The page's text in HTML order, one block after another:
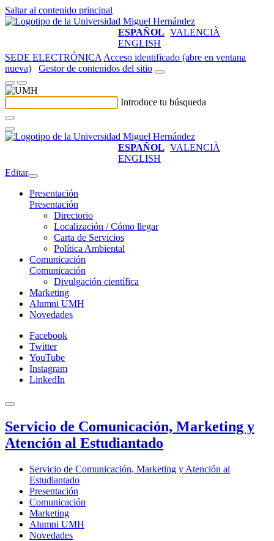
Saltar al contenido principal
ESPAÑOL VALENCIÀ
ENGLISH
SEDE ELECTRÓNICA Acceso identificado (abre en ventana
nueva)
Gestor de contenidos del sitio
Introduce tu búsqueda
ESPAÑOL VALENCIÀ
ENGLISH
Editar
Presentación
Presentación
Directorio
Localización / Cómo llegar
Carta de Servicios
Política Ambiental
Comunicación
Comunicación
Divulgación científica
Marketing
Alumni UMH
Novedades
Facebook
Twitter
YouTube
Instagram
LinkedIn
Servicio de Comunicación, Marketing y
Atención al Estudiantado
Servicio de Comunicación, Marketing y Atención al
Estudiantado
Presentación
Comunicación
Marketing
Alumni UMH
Novedades